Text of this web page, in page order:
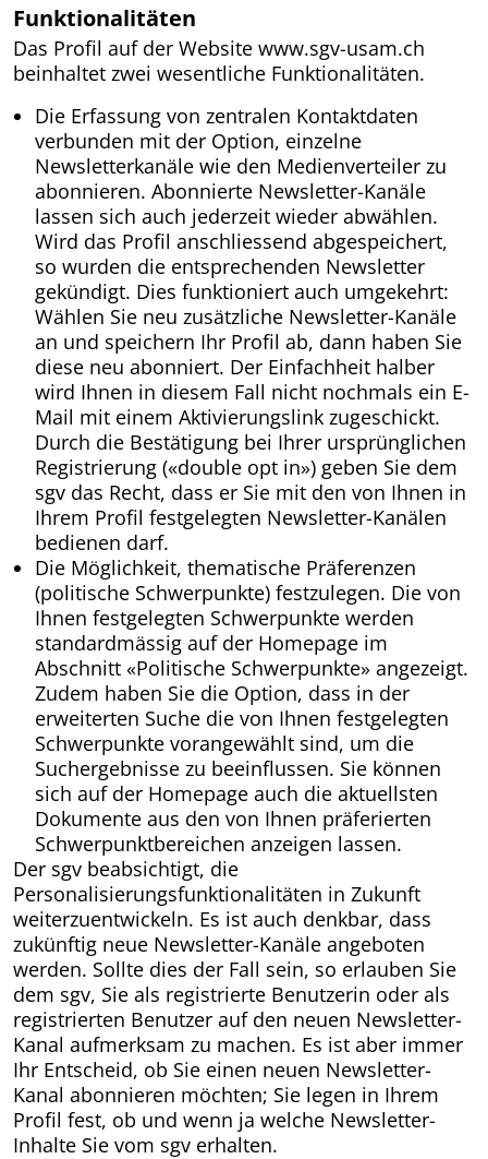
Funktionalitäten
Das Profil auf der Website www.sgv-usam.ch
beinhaltet zwei wesentliche Funktionalitäten.
Die Erfassung von zentralen Kontaktdaten
verbunden mit der Option, einzelne
Newsletterkanäle wie den Medienverteiler zu
abonnieren. Abonnierte Newsletter-Kanäle
lassen sich auch jederzeit wieder abwählen.
Wird das Profil anschliessend abgespeichert,
so wurden die entsprechenden Newsletter
gekündigt. Dies funktioniert auch umgekehrt:
Wählen Sie neu zusätzliche Newsletter-Kanäle
an und speichern Ihr Profil ab, dann haben Sie
diese neu abonniert. Der Einfachheit halber
wird Ihnen in diesem Fall nicht nochmals ein E-
Mail mit einem Aktivierungslink zugeschickt.
Durch die Bestätigung bei Ihrer ursprünglichen
Registrierung («double opt in») geben Sie dem
sgv das Recht, dass er Sie mit den von Ihnen in
Ihrem Profil festgelegten Newsletter-Kanälen
bedienen darf.
Die Möglichkeit, thematische Präferenzen
(politische Schwerpunkte) festzulegen. Die von
Ihnen festgelegten Schwerpunkte werden
standardmässig auf der Homepage im
Abschnitt «Politische Schwerpunkte» angezeigt.
Zudem haben Sie die Option, dass in der
erweiterten Suche die von Ihnen festgelegten
Schwerpunkte vorangewählt sind, um die
Suchergebnisse zu beeinflussen. Sie können
sich auf der Homepage auch die aktuellsten
Dokumente aus den von Ihnen präferierten
Schwerpunktbereichen anzeigen lassen.
Der sgv beabsichtigt, die
Personalisierungsfunktionalitäten in Zukunft
weiterzuentwickeln. Es ist auch denkbar, dass
zukünftig neue Newsletter-Kanäle angeboten
werden. Sollte dies der Fall sein, so erlauben Sie
dem sgv, Sie als registrierte Benutzerin oder als
registrierten Benutzer auf den neuen Newsletter-
Kanal aufmerksam zu machen. Es ist aber immer
Ihr Entscheid, ob Sie einen neuen Newsletter-
Kanal abonnieren möchten; Sie legen in Ihrem
Profil fest, ob und wenn ja welche Newsletter-
Inhalte Sie vom sgv erhalten.